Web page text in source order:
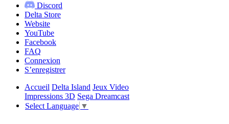
Discord
Delta Store
Website
YouTube
Facebook
FAQ
Connexion
S’enregistrer
Accueil Delta Island Jeux Video
Impressions 3D Sega Dreamcast
Select Language ▼